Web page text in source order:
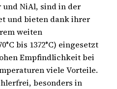
NiAl, sind in der
und bieten dank ihrer
weiten
bis 1372°C) eingesetzt
Empfindlichkeit bei
viele Vorteile.
besonders in